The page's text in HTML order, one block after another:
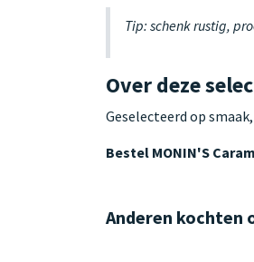
Tip: schenk rustig,
Over deze
Geselecteerd op
Bestel MONIN'S
Anderen kochten